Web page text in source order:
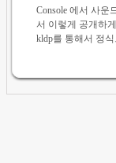
Console 에서 사운
서 이렇게 공개하
kldp를 통해서 정